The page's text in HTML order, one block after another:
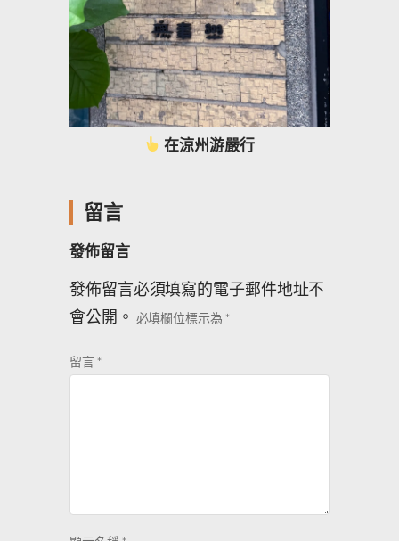
在涼州游嚴行
留言
發佈留言
發佈留言必須填寫的電子郵件地址不
會公開。 必填欄位標示為 *
留言*